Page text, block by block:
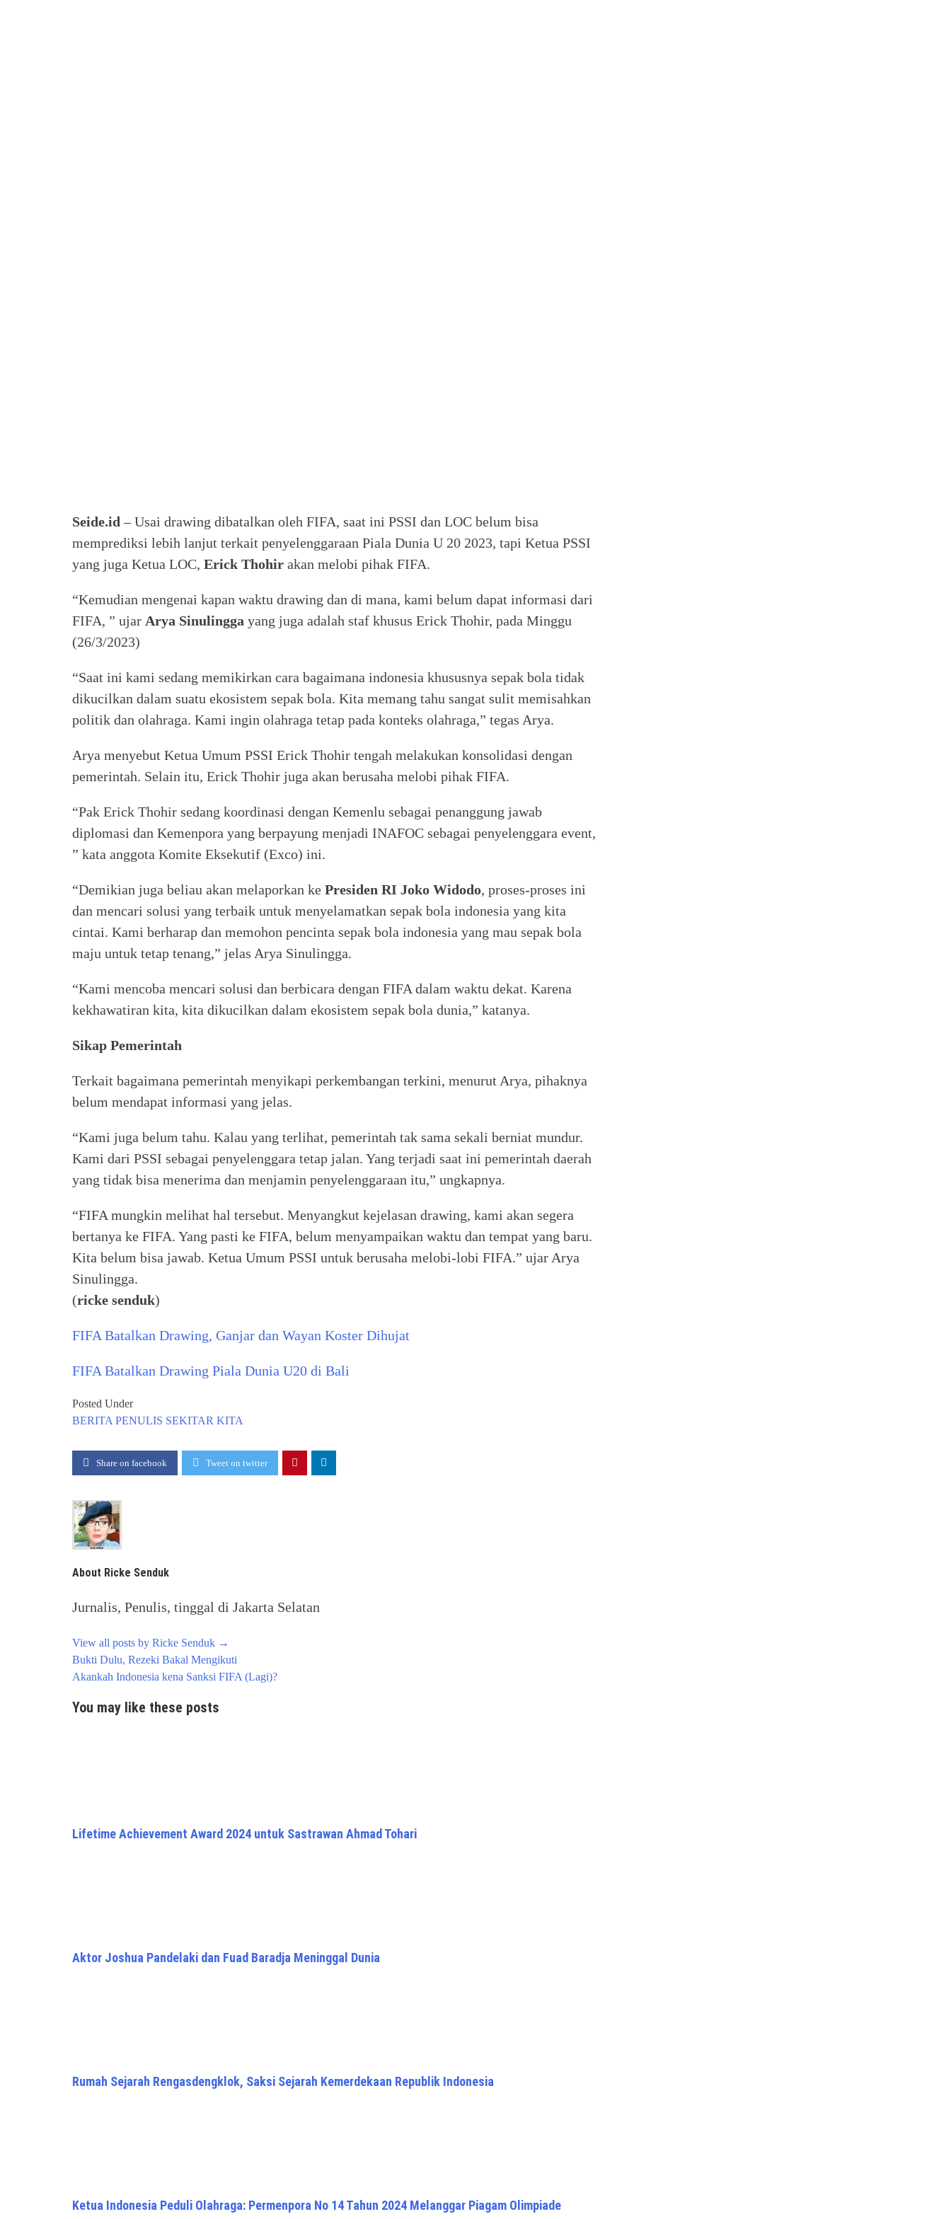
Seide.id – Usai drawing dibatalkan oleh FIFA, saat ini PSSI dan LOC belum bisa
memprediksi lebih lanjut terkait penyelenggaraan Piala Dunia U 20 2023, tapi Ketua PSSI
yang juga Ketua LOC, Erick Thohir akan melobi pihak FIFA.
“Kemudian mengenai kapan waktu drawing dan di mana, kami belum dapat informasi dari
FIFA, ” ujar Arya Sinulingga yang juga adalah staf khusus Erick Thohir, pada Minggu
(26/3/2023)
“Saat ini kami sedang memikirkan cara bagaimana indonesia khususnya sepak bola tidak
dikucilkan dalam suatu ekosistem sepak bola. Kita memang tahu sangat sulit memisahkan
politik dan olahraga. Kami ingin olahraga tetap pada konteks olahraga,” tegas Arya.
Arya menyebut Ketua Umum PSSI Erick Thohir tengah melakukan konsolidasi dengan
pemerintah. Selain itu, Erick Thohir juga akan berusaha melobi pihak FIFA.
“Pak Erick Thohir sedang koordinasi dengan Kemenlu sebagai penanggung jawab
diplomasi dan Kemenpora yang berpayung menjadi INAFOC sebagai penyelenggara event,
” kata anggota Komite Eksekutif (Exco) ini.
“Demikian juga beliau akan melaporkan ke Presiden RI Joko Widodo, proses-proses ini
dan mencari solusi yang terbaik untuk menyelamatkan sepak bola indonesia yang kita
cintai. Kami berharap dan memohon pencinta sepak bola indonesia yang mau sepak bola
maju untuk tetap tenang,” jelas Arya Sinulingga.
“Kami mencoba mencari solusi dan berbicara dengan FIFA dalam waktu dekat. Karena
kekhawatiran kita, kita dikucilkan dalam ekosistem sepak bola dunia,” katanya.
Sikap Pemerintah
Terkait bagaimana pemerintah menyikapi perkembangan terkini, menurut Arya, pihaknya
belum mendapat informasi yang jelas.
“Kami juga belum tahu. Kalau yang terlihat, pemerintah tak sama sekali berniat mundur.
Kami dari PSSI sebagai penyelenggara tetap jalan. Yang terjadi saat ini pemerintah daerah
yang tidak bisa menerima dan menjamin penyelenggaraan itu,” ungkapnya.
“FIFA mungkin melihat hal tersebut. Menyangkut kejelasan drawing, kami akan segera
bertanya ke FIFA. Yang pasti ke FIFA, belum menyampaikan waktu dan tempat yang baru.
Kita belum bisa jawab. Ketua Umum PSSI untuk berusaha melobi-lobi FIFA.” ujar Arya
Sinulingga.
(ricke senduk)
FIFA Batalkan Drawing, Ganjar dan Wayan Koster Dihujat
FIFA Batalkan Drawing Piala Dunia U20 di Bali
Posted Under
BERITA PENULIS SEKITAR KITA
Share on facebook Tweet on twitter
About Ricke Senduk
Jurnalis, Penulis, tinggal di Jakarta Selatan
View all posts by Ricke Senduk →
Post
navigation
Bukti Dulu, Rezeki Bakal Mengikuti
Akankah Indonesia kena Sanksi FIFA (Lagi)?
You may like these posts
Lifetime Achievement Award 2024 untuk Sastrawan Ahmad Tohari
Aktor Joshua Pandelaki dan Fuad Baradja Meninggal Dunia
Rumah Sejarah Rengasdengklok, Saksi Sejarah Kemerdekaan Republik Indonesia
Ketua Indonesia Peduli Olahraga: Permenpora No 14 Tahun 2024 Melanggar Piagam Olimpiade